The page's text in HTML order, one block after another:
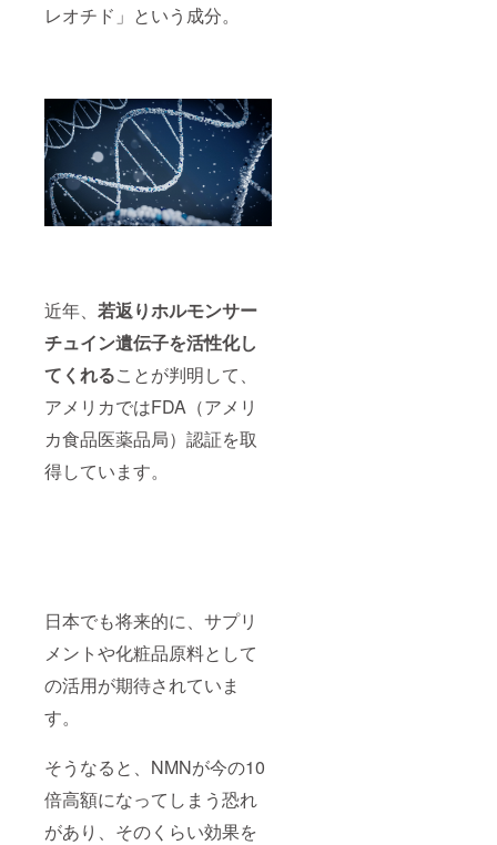
レオチド」という成分。
近年、 若返りホルモンサー
チュイン遺伝子を活性化し
てくれることが判明して、
アメリカではFDA（アメリ
カ食品医薬品局）認証を取
得しています。
日本でも将来的に、サプリ
メントや化粧品原料として
の活用が期待されていま
す。
そうなると、NMNが今の10
倍高額になってしまう恐れ
があり、そのくらい効果を